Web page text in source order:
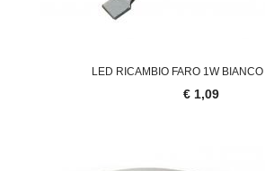
LED RICAMBIO FARO 1W
€ 1,09